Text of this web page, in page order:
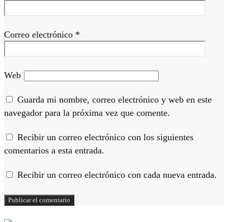
Correo electrónico *
Web
Guarda mi nombre, correo electrónico y web en este
navegador para la próxima vez que comente.
Recibir un correo electrónico con los siguientes
comentarios a esta entrada.
Recibir un correo electrónico con cada nueva entrada.